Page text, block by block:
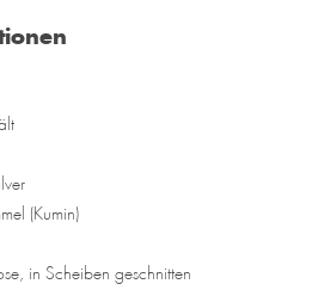
(Kumin)
in Scheiben geschnitten